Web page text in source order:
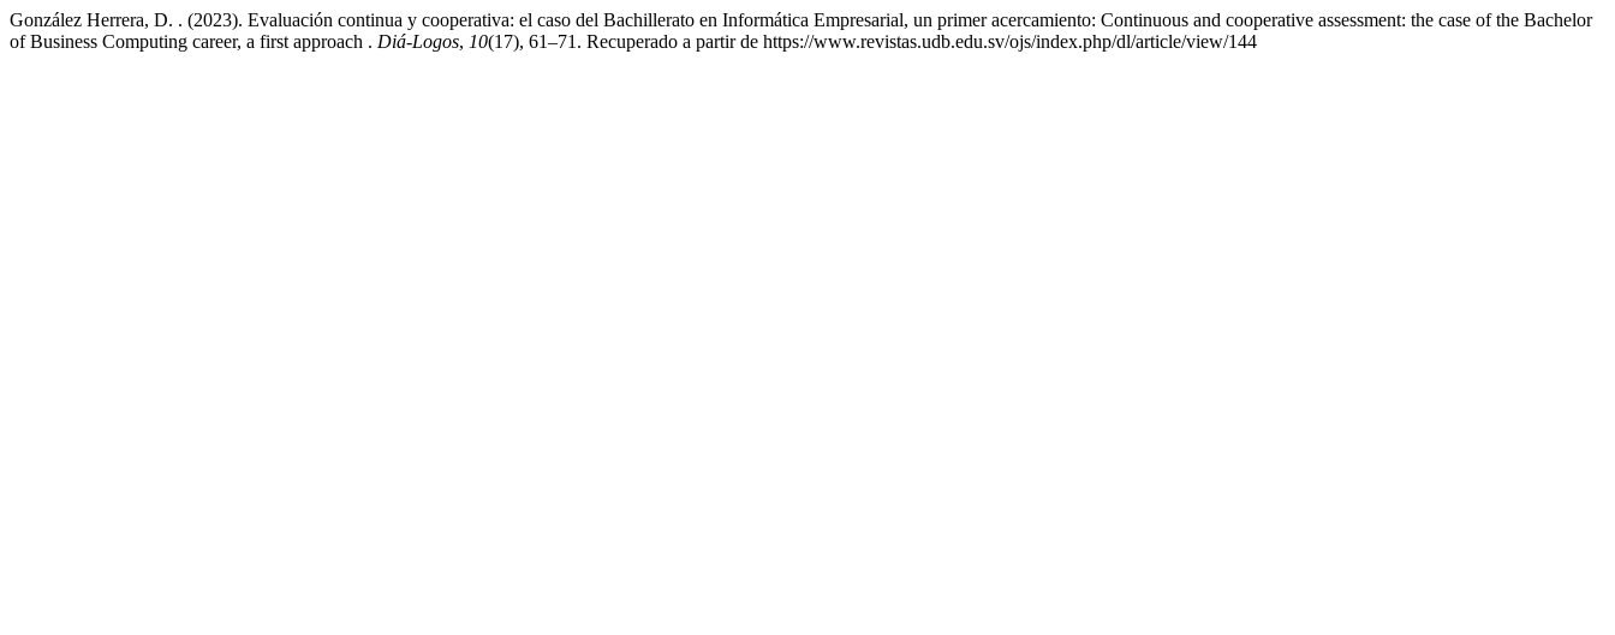
González Herrera, D. . (2023). Evaluación continua y cooperativa: el caso del Bachillerato en Informática Empresarial, un primer acercamiento: Continuous and cooperative assessment: the case of the Bachelor
of Business Computing career, a first approach . Diá-Logos, 10(17), 61–71. Recuperado a partir de https://www.revistas.udb.edu.sv/ojs/index.php/dl/article/view/144